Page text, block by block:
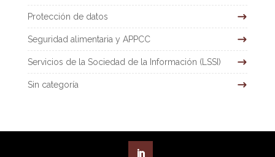
Protección de datos
Seguridad alimentaria y APPCC
Servicios de la Sociedad de la Información (LSSI)
Sin categoría